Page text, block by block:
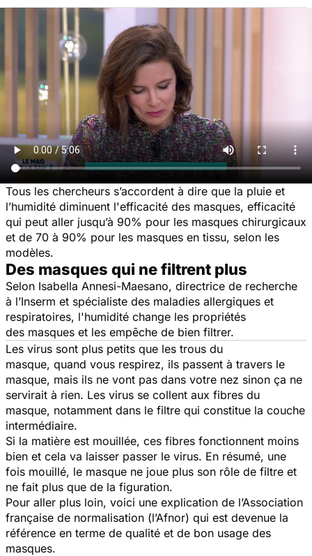
Tous les chercheurs s’accordent à dire que la pluie et
l’humidité diminuent l'efficacité des masques, efficacité
qui peut aller jusqu’à 90% pour les masques chirurgicaux
et de 70 à 90% pour les masques en tissu, selon les
modèles.
Des masques qui ne filtrent plus
Selon Isabella Annesi-Maesano, directrice de recherche
à l’Inserm et spécialiste des maladies allergiques et
respiratoires, l'humidité change les propriétés
des masques et les empêche de bien filtrer.
Les virus sont plus petits que les trous du
masque, quand vous respirez, ils passent à travers le
masque, mais ils ne vont pas dans votre nez sinon ça ne
servirait à rien. Les virus se collent aux fibres du
masque, notamment dans le filtre qui constitue la couche
intermédiaire.
Si la matière est mouillée, ces fibres fonctionnent moins
bien et cela va laisser passer le virus. En résumé, une
fois mouillé, le masque ne joue plus son rôle de filtre et
ne fait plus que de la figuration.
Pour aller plus loin, voici une explication de l’Association
française de normalisation (l’Afnor) qui est devenue la
référence en terme de qualité et de bon usage des
masques.